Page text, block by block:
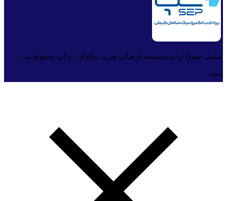
تمامی حقوق برای موسسه فرهنگی هنری نماآوای زندگی محفوظ می
باشد.